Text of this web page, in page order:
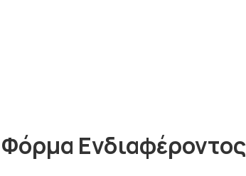
Φόρμα Ενδιαφέροντος